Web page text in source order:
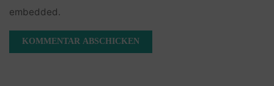
embedded.